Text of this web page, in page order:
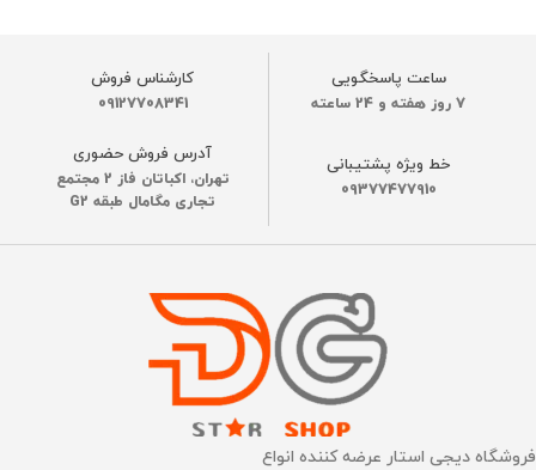
DEEBOT T50 MAX PRO OMNI/
OMNI/X8MAX PRO OMNI
ساعت پاسخگویی
7 روز هفته و 24 ساعته
کارشناس فروش
09127708341
خط ویژه پشتیبانی
09377477910
آدرس فروش حضوری
تهران، اکباتان فاز 2 مجتمع
تجاری مگامال طبقه G2
فروشگاه دیجی استار عرضه کننده انواع